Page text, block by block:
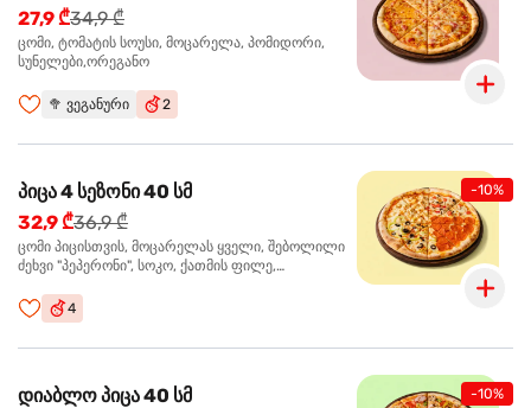
27,9 ₾34,9 ₾
ცომი, ტომატის სოუსი, მოცარელა, პომიდორი,
სუნელები,ორეგანო
🥦 ვეგანური 2
-10%
პიცა 4 სეზონი 40 სმ
32,9 ₾36,9 ₾
ცომი პიცისთვის, მოცარელას ყველი, შებოლილი
ძეხვი "პეპერონი", სოკო, ქათმის ფილე,
4
-10%
დიაბლო პიცა 40 სმ